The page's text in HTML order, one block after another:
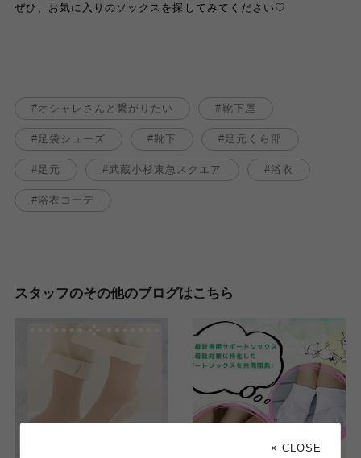
ぜひ、お気に入りのソックスを探してみてください♡
オシャレさんと繋がりたい 靴下屋
足袋シューズ 靴下 足元くら部
足元 武蔵小杉東急スクエア 浴衣
浴衣コーデ
スタッフのその他のブログはこちら
× CLOSE